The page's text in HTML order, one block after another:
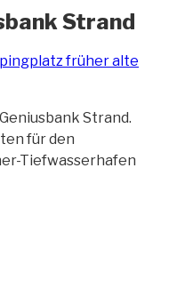
Strand
Strand.
für den
Tiefwasserhafen